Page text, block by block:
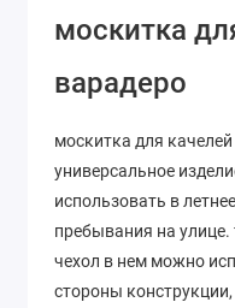
москитка
варадеро
москитка для
универсальное
использовать в
пребывания на
чехол в нем можно
стороны